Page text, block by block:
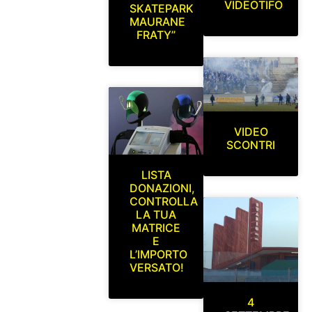
SKATEPARK
MAURANE
FRATY”
LISTA
DONAZIONI,
CONTROLLA
LA TUA
MATRICE
E
L’IMPORTO
VERSATO!
VIDEOTIFO
VIDEO
SCONTRI
4